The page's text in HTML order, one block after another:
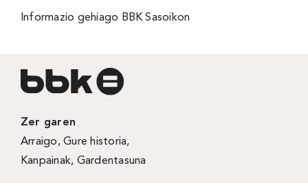
Informazio gehiago BBK Sasoikon
Zer garen
Arraigo,Gure historia,
Kanpainak, Gardentasuna